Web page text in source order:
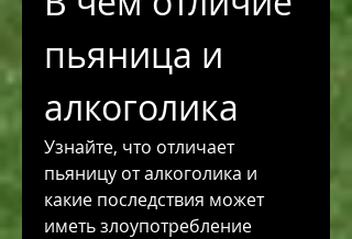
пьяница и
алкоголика
Узнайте, что отличает
пьяницу от алкоголика и
какие последствия может
иметь злоупотребление